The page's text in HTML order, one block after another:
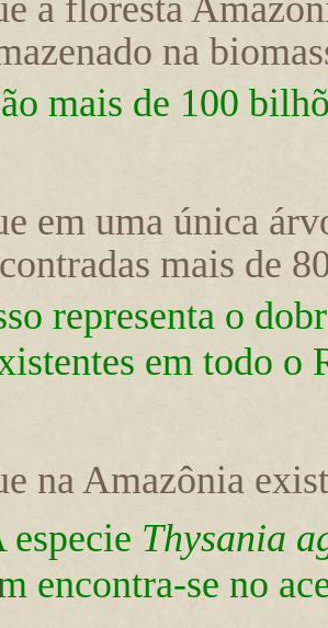
a floresta
na
mais de 100
em uma única
mais de
representa o
em todo o
na Amazônia
especie Thysania
encontra-se no